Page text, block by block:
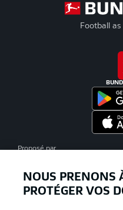
Football
Proposé par
NOUS PRENONS
PROTÉGER VOS